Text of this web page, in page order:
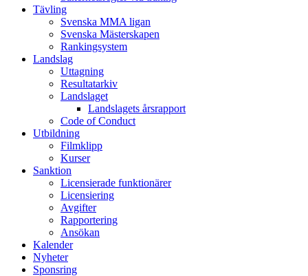
Tävling
Svenska MMA ligan
Svenska Mästerskapen
Rankingsystem
Landslag
Uttagning
Resultatarkiv
Landslaget
Landslagets årsrapport
Code of Conduct
Utbildning
Filmklipp
Kurser
Sanktion
Licensierade funktionärer
Licensiering
Avgifter
Rapportering
Ansökan
Kalender
Nyheter
Sponsring